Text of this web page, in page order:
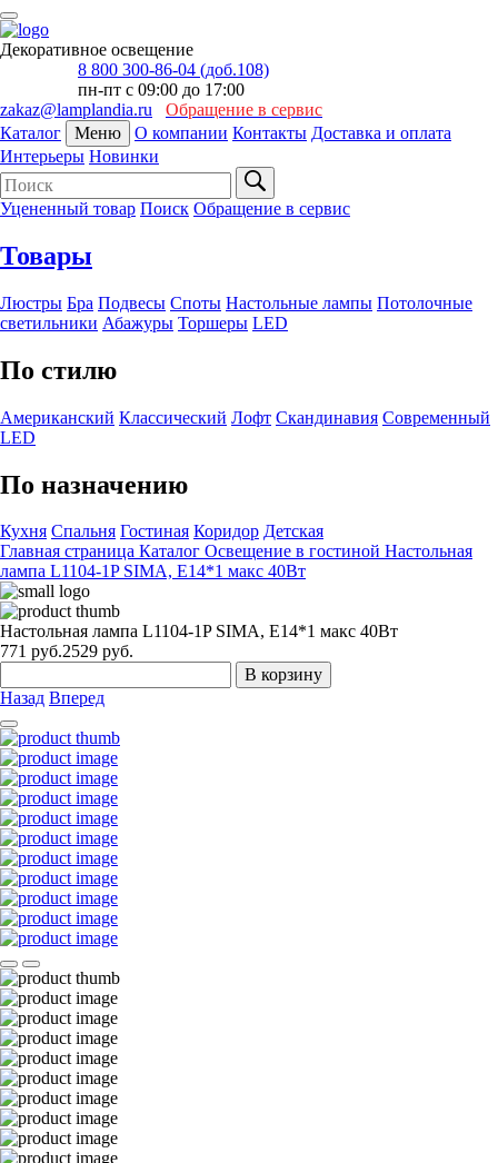
Декоративное освещение
8 800 300-86-04 (доб.108)
пн-пт с 09:00 до 17:00
zakaz@lamplandia.ru
Обращение в сервис
Каталог
Меню О компании Контакты Доставка и оплата
Интерьеры Новинки
Уцененный товар Поиск Обращение в сервис
Товары
Люстры Бра Подвесы Споты Настольные лампы Потолочные
светильники Абажуры Торшеры LED
По стилю
Американский Классический Лофт Скандинавия Современный
LED
По назначению
Кухня Спальня Гостиная Коридор Детская
Главная страница Каталог Освещение в гостиной Настольная
лампа L1104-1P SIMA, Е14*1 макс 40Вт
Настольная лампа L1104-1P SIMA, Е14*1 макс 40Вт
771 руб.2529 руб.
В корзину
Назад Вперед